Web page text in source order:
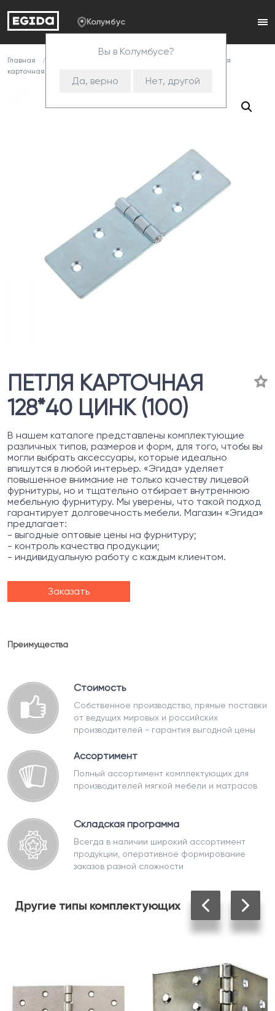
Колумбус
Вы в Колумбусе?
Да, верно Нет, другой
Главная
Петля
карточная 128*40 цинк (100)
ПЕТЛЯ КАРТОЧНАЯ
128*40 ЦИНК (100)
В нашем каталоге представлены комплектующие
различных типов, размеров и форм, для того, чтобы вы
могли выбрать аксессуары, которые идеально
впишутся в любой интерьер. «Эгида» уделяет
повышенное внимание не только качеству лицевой
фурнитуры, но и тщательно отбирает внутреннюю
мебельную фурнитуру. Мы уверены, что такой подход
гарантирует долговечность мебели. Магазин «Эгида»
предлагает:
- выгодные оптовые цены на фурнитуру;
- контроль качества продукции;
- индивидуальную работу с каждым клиентом.
Заказать
Преимущества
Стоимость
Собственное производство, прямые поставки
от ведущих мировых и российских
производителей - гарантия выгодной цены
Ассортимент
Полный ассортимент комплектующих для
производителей мягкой мебели и матрасов
Складская программа
Всегда в наличии широкий ассортимент
продукции, оперативное формирование
заказов разной сложности
Другие типы комплектующих